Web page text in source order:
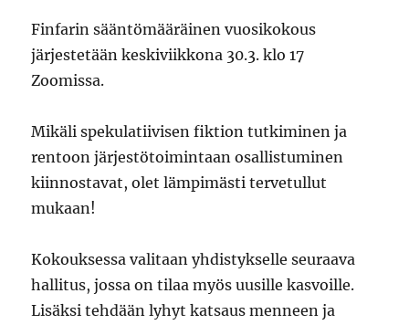
Finfarin sääntömääräinen vuosikokous
järjestetään keskiviikkona 30.3. klo 17
Zoomissa.
Mikäli spekulatiivisen fiktion tutkiminen ja
rentoon järjestötoimintaan osallistuminen
kiinnostavat, olet lämpimästi tervetullut
mukaan!
Kokouksessa valitaan yhdistykselle seuraava
hallitus, jossa on tilaa myös uusille kasvoille.
Lisäksi tehdään lyhyt katsaus menneen ja